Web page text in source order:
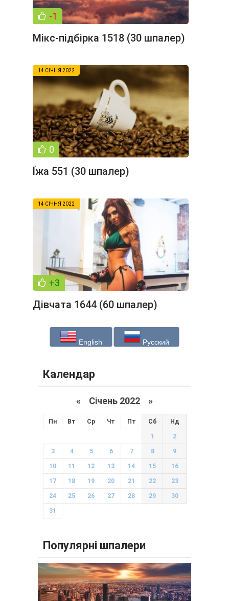
-1
Мікс-підбірка 1518 (30 шпалер)
14 СІЧНЯ 2022
0
Їжа 551 (30 шпалер)
14 СІЧНЯ 2022
+3
Дівчата 1644 (60 шпалер)
English Русский
Календар
« Січень 2022 »
Пн Вт Ср Чт Пт Сб Нд
1 2
3 4 5 6 7 8 9
10 11 12 13 14 15 16
17 18 19 20 21 22 23
24 25 26 27 28 29 30
31
Популярні шпалери